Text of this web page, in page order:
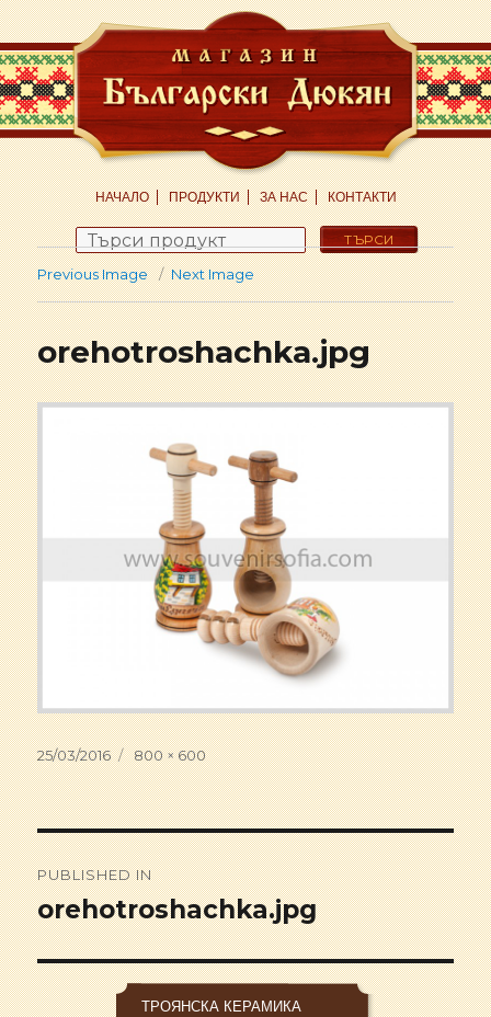
НАЧАЛО ПРОДУКТИ ЗА НАС КОНТАКТИ
Search
for:
Previous Image Next Image
orehotroshachka.jpg
Posted
on
25/03/2016
Full
size
800 × 600
Post
navigation
PUBLISHED IN
orehotroshachka.jpg
ТРОЯНСКА КЕРАМИКА